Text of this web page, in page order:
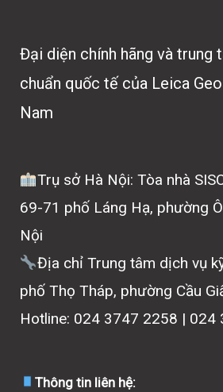
Đại diện chính hãng và trung
chuẩn quốc tế của Leica
Nam
Trụ sở Hà Nội: Tòa nhà
69-71 phố Láng Hạ, phường
Nội
Địa chỉ Trung tâm dịch vụ
phố Thọ Tháp, phường Cầu
Hotline: 024 3747 2258 | 024
Thông tin liên hệ: